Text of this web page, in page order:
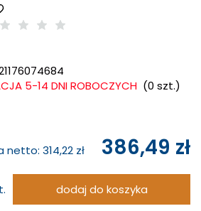
5-14 DNI ROBOCZYCH (0 szt.)
netto: 314,22 zł 386,49 zł
dodaj do koszyka